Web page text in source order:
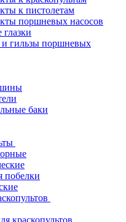
к пистолетам
поршневых насосов
гильзы поршневых
баки
побелки
краскопультов